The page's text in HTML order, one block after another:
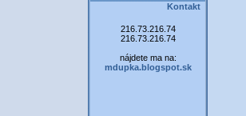
Kontakt
216.73.216.74
216.73.216.74
nájdete ma na:
mdupka.blogspot.sk